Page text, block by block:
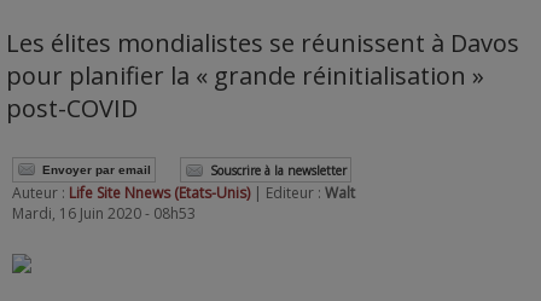
Les élites mondialistes se réunissent à Davos
pour planifier la « grande réinitialisation »
post-COVID
Envoyer par email Souscrire à la newsletter
Auteur : Life Site Nnews (Etats-Unis) | Editeur : Walt
Mardi, 16 Juin 2020 - 08h53